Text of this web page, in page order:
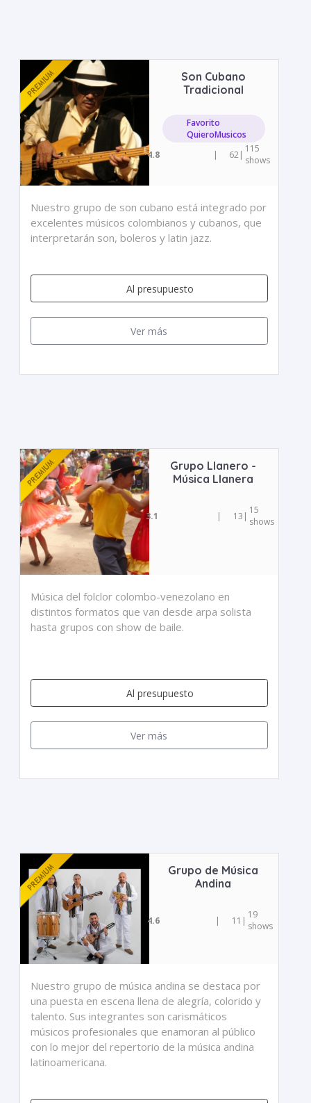
Son Cubano
Tradicional
Favorito
QuieroMusicos
4.8
| 62| 115
shows
Nuestro grupo de son cubano está integrado por
excelentes músicos colombianos y cubanos, que
interpretarán son, boleros y latin jazz.
Al presupuesto
Ver más
Grupo Llanero -
Música Llanera
3.1 | 13 | 15
shows
Música del folclor colombo-venezolano en
distintos formatos que van desde arpa solista
hasta grupos con show de baile.
Al presupuesto
Ver más
Grupo de Música
Andina
4.6 | 11 | 19
shows
Nuestro grupo de música andina se destaca por
una puesta en escena llena de alegría, colorido y
talento. Sus integrantes son carismáticos
músicos profesionales que enamoran al público
con lo mejor del repertorio de la música andina
latinoamericana.